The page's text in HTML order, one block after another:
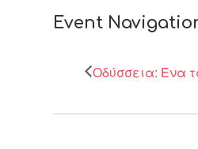
Event
Οδύσσεια: Ένα